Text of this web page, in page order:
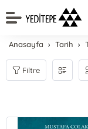
Anasayfa Tarih
Filtre